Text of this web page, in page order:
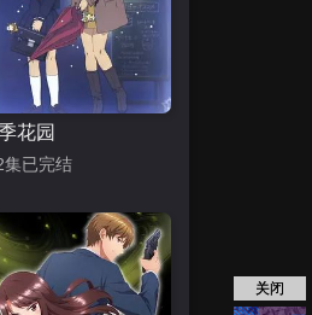
花园
集已完结
关闭